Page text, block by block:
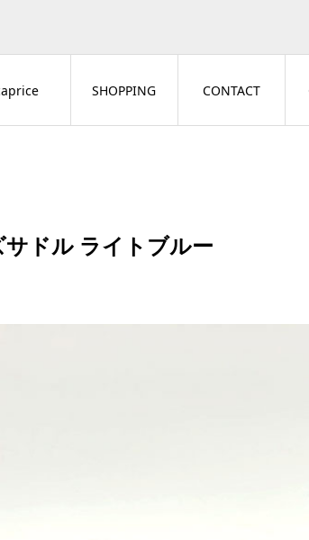
SHOPPING CONTACT
ドル ライトブルー